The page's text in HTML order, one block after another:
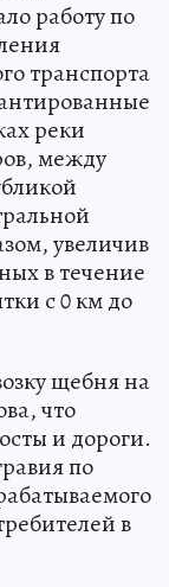
работу по
транспорта
реки
между
увеличив
в течение
с 0 км до
щебня на
что
и дороги.
по
в